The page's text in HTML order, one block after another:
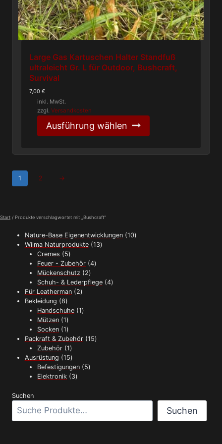
Large Gas Kartuschen Halter Standfuß
ultraleicht Gr. L für Outdoor, Bushcraft,
Survival
7,00€
inkl. MwSt.
zzgl.Versandkosten
Ausführung wählen
1 2 →
Start / Produkte verschlagwortet mit „Bushcraft“
Nature-Base Eigenentwicklungen 1010
Wilma Naturprodukte 1313
Cremes 55
Produkte
Feuer - Zubehör 44
Mückenschutz 22
Produkte
Schuh- & Lederpflege 44
Für Leatherman 22
Bekleidung 88
Produkte
Handschuhe 11
Mützen 11
Produkt
Socken 11
Produkt
Packraft & Zubehör 1515
Zubehör 11
Produkt
Ausrüstung 1515
Produkte
Befestigungen 55
Elektronik 33
Suchen
Suchen